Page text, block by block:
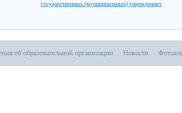
государственных (муниципальных) учреждениях
об образовательной организации Новости